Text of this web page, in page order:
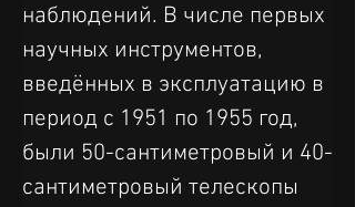
наблюдений. В числе первых
научных инструментов,
введённых в эксплуатацию в
период с 1951 по 1955 год,
были 50-сантиметровый и 40-
сантиметровый телескопы